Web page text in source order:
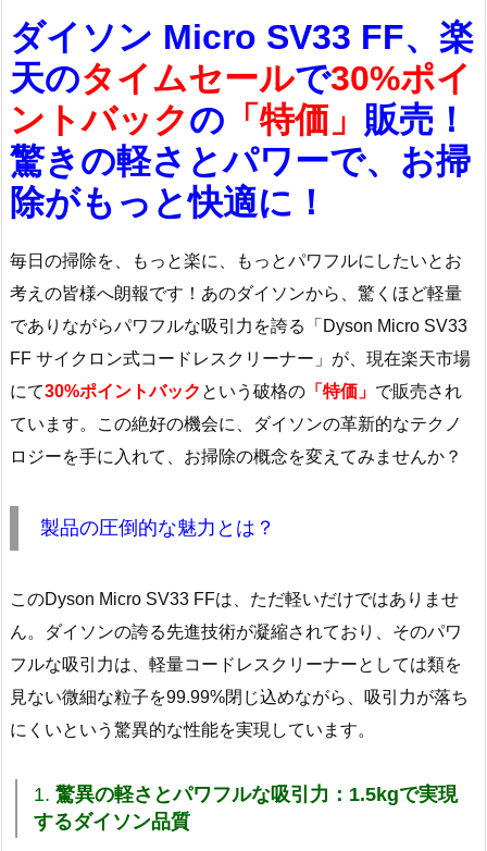
ダイソン Micro SV33 FF、楽
天のタイムセールで30%ポイ
ントバックの 「特価」 販売！
驚きの軽さとパワーで、お掃
除がもっと快適に！
毎日の掃除を、もっと楽に、もっとパワフルにしたいとお
考えの皆様へ朗報です！あのダイソンから、驚くほど軽量
でありながらパワフルな吸引力を誇る「Dyson Micro SV33
FF サイクロン式コードレスクリーナー」が、現在楽天市場
にて30%ポイントバック という破格の 「特価」 で販売され
ています。この絶好の機会に、ダイソンの革新的なテクノ
ロジーを手に入れて、お掃除の概念を変えてみませんか？
製品の圧倒的な魅力とは？
このDyson Micro SV33 FFは、ただ軽いだけではありませ
ん。ダイソンの誇る先進技術が凝縮されており、そのパワ
フルな吸引力は、軽量コードレスクリーナーとしては類を
見ない微細な粒子を99.99%閉じ込めながら、吸引力が落ち
にくいという驚異的な性能を実現しています。
1. 驚異の軽さとパワフルな吸引力：1.5kgで実現
するダイソン品質